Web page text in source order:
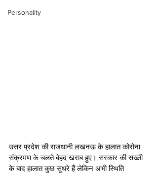
Personality
उत्तर प्रदेश की राजधानी लखनऊ के हालात कोरोना
संक्रमण के चलते बेहद खराब हुए। सरकार की सख्ती
के बाद हालात कुछ सुधरे हैं लेकिन अभी स्थिति